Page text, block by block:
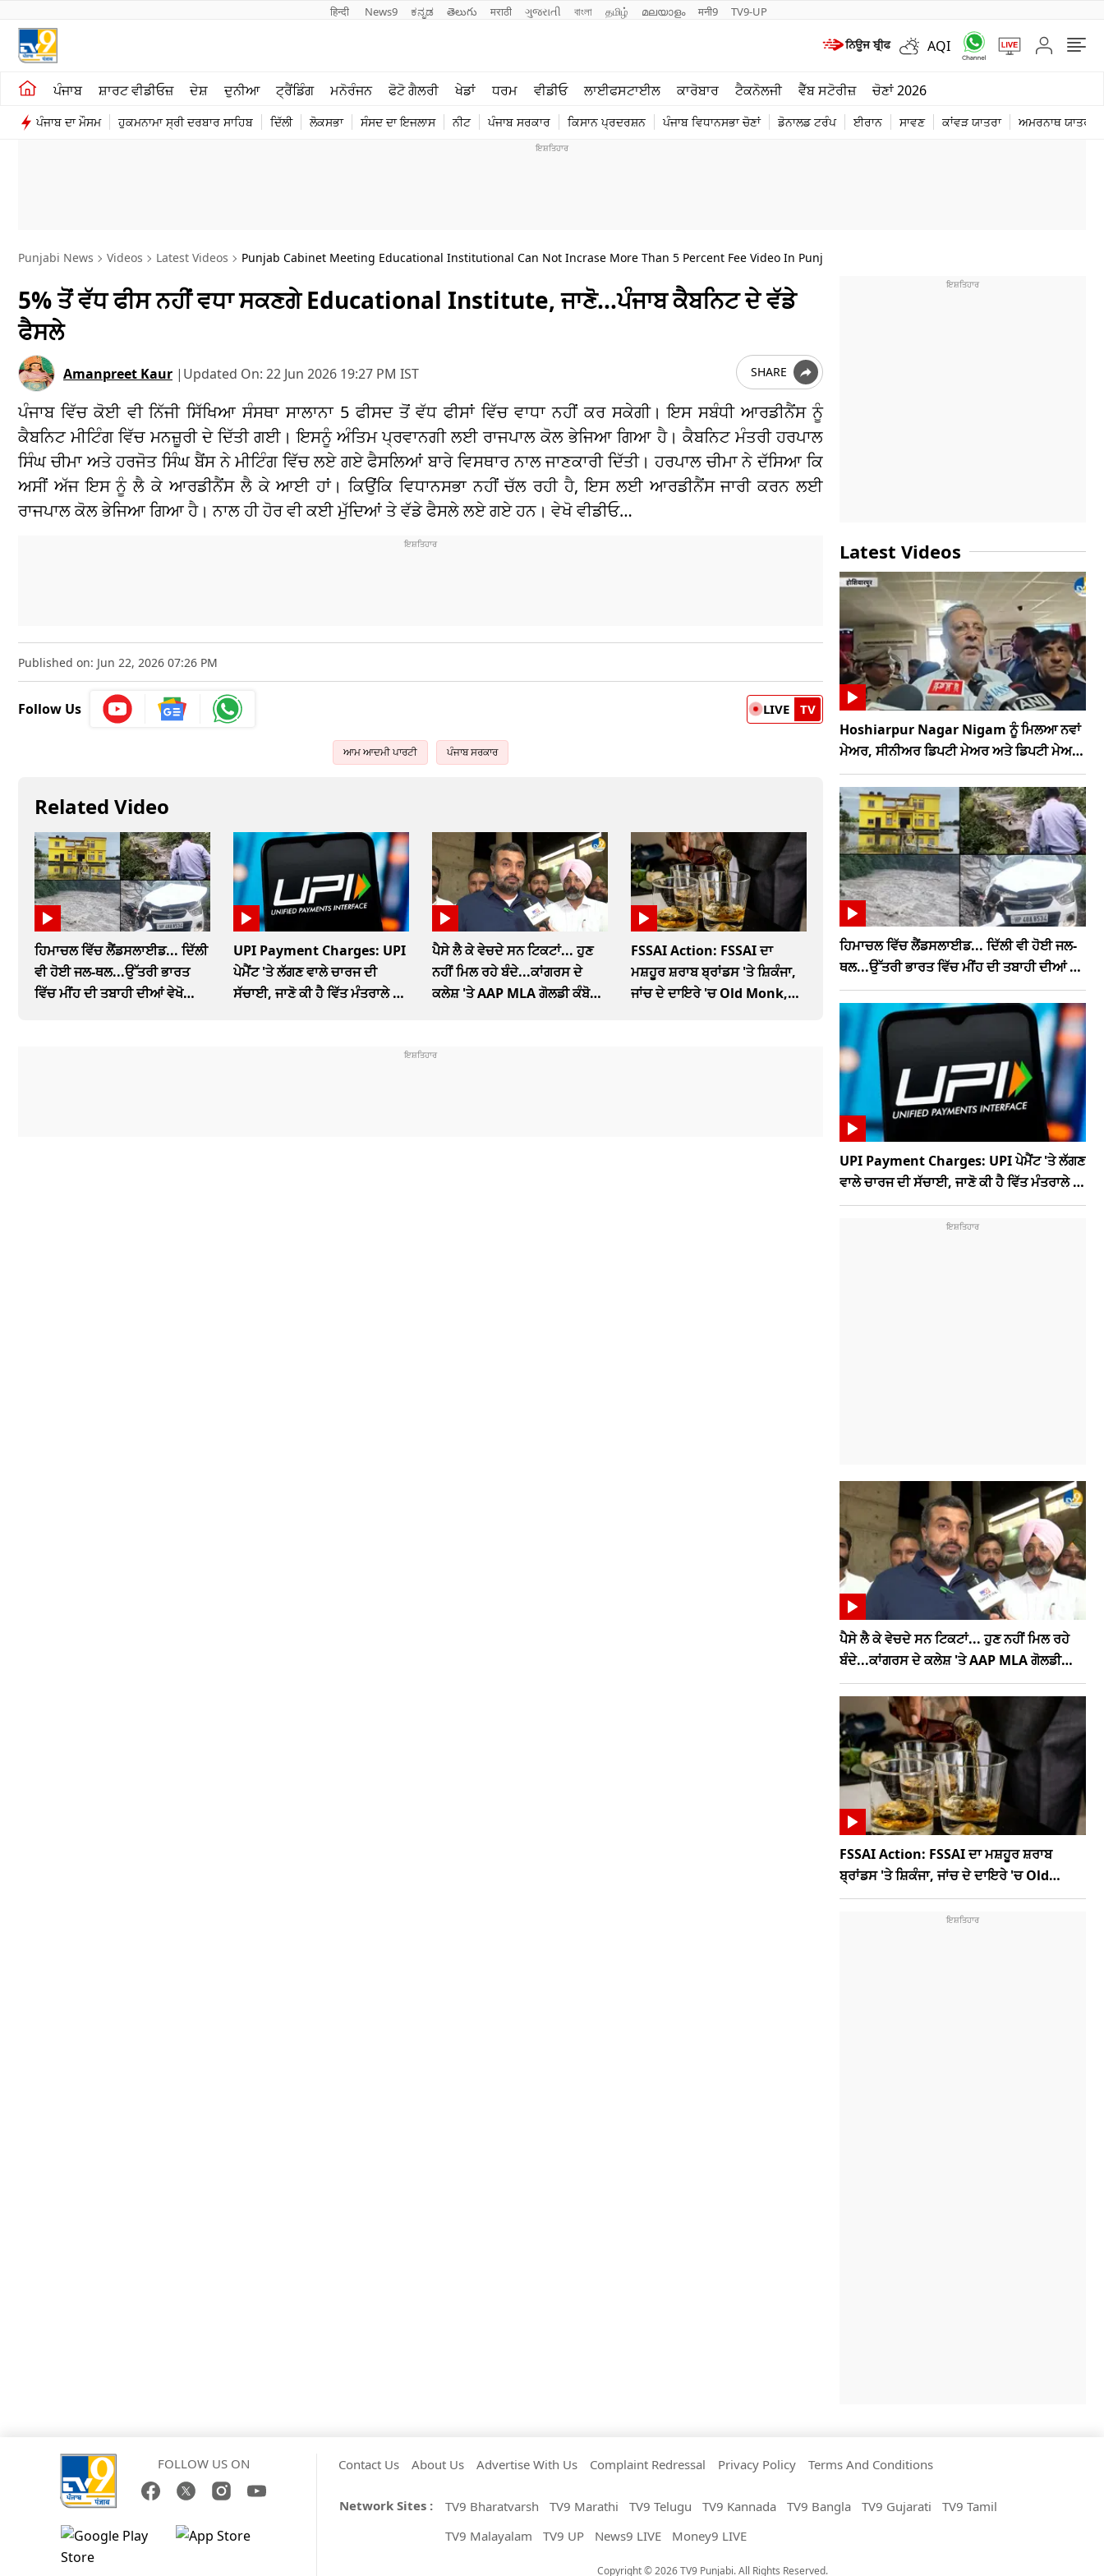
हिन्दी News9 ಕನ್ನಡ తెలుగు मराठी ગુજરાતી বাংলা தமிழ் മലയാളം मनी9 TV9-UP
AQI
ਪੰਜਾਬ ਸ਼ਾਰਟ ਵੀਡੀਓਜ਼ ਦੇਸ਼ ਦੁਨੀਆ ਟ੍ਰੈਂਡਿੰਗ ਮਨੋਰੰਜਨ ਫੋਟੋ ਗੈਲਰੀ ਖੇਡਾਂ ਧਰਮ ਵੀਡੀਓ ਲਾਈਫਸਟਾਈਲ ਕਾਰੋਬਾਰ ਟੈਕਨੋਲਜੀ ਵੈੱਬ ਸਟੋਰੀਜ਼ ਚੋਣਾਂ 2026
ਪੰਜਾਬ ਦਾ ਮੌਸਮ ਹੁਕਮਨਾਮਾ ਸ੍ਰੀ ਦਰਬਾਰ ਸਾਹਿਬ ਦਿੱਲੀ ਲੋਕਸਭਾ ਸੰਸਦ ਦਾ ਇਜਲਾਸ ਨੀਟ ਪੰਜਾਬ ਸਰਕਾਰ ਕਿਸਾਨ ਪ੍ਰਦਰਸ਼ਨ ਪੰਜਾਬ ਵਿਧਾਨਸਭਾ ਚੋਣਾਂ ਡੋਨਾਲਡ ਟਰੰਪ ਈਰਾਨ ਸਾਵਣ ਕਾਂਵੜ ਯਾਤਰਾ ਅਮਰਨਾਥ ਯਾਤਰਾ
ਖੇਤੀਬਾੜੀ
ਸ਼ਾਰਟ ਵੀਡੀਓਜ਼
ਮਨੋਰੰਜਨ
ਪੰਜਾਬ
ਟੈਕਨੋਲਜੀ
ਦੁਨੀਆ
Punjabi News Videos Latest Videos Punjab Cabinet Meeting Educational Institutional Can Not Incrase More Than 5 Percent Fee Video In Punjabi
5% ਤੋਂ ਵੱਧ ਫੀਸ ਨਹੀਂ ਵਧਾ ਸਕਣਗੇ Educational Institute, ਜਾਣੋ…ਪੰਜਾਬ ਕੈਬਨਿਟ ਦੇ ਵੱਡੇ
ਫੈਸਲੇ
Amanpreet Kaur | Updated On: 22 Jun 2026 19:27 PM IST SHARE
ਪੰਜਾਬ ਵਿੱਚ ਕੋਈ ਵੀ ਨਿੱਜੀ ਸਿੱਖਿਆ ਸੰਸਥਾ ਸਾਲਾਨਾ 5 ਫੀਸਦ ਤੋਂ ਵੱਧ ਫੀਸਾਂ ਵਿੱਚ ਵਾਧਾ ਨਹੀਂ ਕਰ ਸਕੇਗੀ। ਇਸ ਸਬੰਧੀ ਆਰਡੀਨੈਂਸ ਨੂੰ
ਕੈਬਨਿਟ ਮੀਟਿੰਗ ਵਿੱਚ ਮਨਜ਼ੂਰੀ ਦੇ ਦਿੱਤੀ ਗਈ। ਇਸਨੂੰ ਅੰਤਿਮ ਪ੍ਰਵਾਨਗੀ ਲਈ ਰਾਜਪਾਲ ਕੋਲ ਭੇਜਿਆ ਗਿਆ ਹੈ। ਕੈਬਨਿਟ ਮੰਤਰੀ ਹਰਪਾਲ
ਸਿੰਘ ਚੀਮਾ ਅਤੇ ਹਰਜੋਤ ਸਿੰਘ ਬੈਂਸ ਨੇ ਮੀਟਿੰਗ ਵਿੱਚ ਲਏ ਗਏ ਫੈਸਲਿਆਂ ਬਾਰੇ ਵਿਸਥਾਰ ਨਾਲ ਜਾਣਕਾਰੀ ਦਿੱਤੀ। ਹਰਪਾਲ ਚੀਮਾ ਨੇ ਦੱਸਿਆ ਕਿ
ਅਸੀਂ ਅੱਜ ਇਸ ਨੂੰ ਲੈ ਕੇ ਆਰਡੀਨੈਂਸ ਲੈ ਕੇ ਆਈ ਹਾਂ। ਕਿਉਂਕਿ ਵਿਧਾਨਸਭਾ ਨਹੀਂ ਚੱਲ ਰਹੀ ਹੈ, ਇਸ ਲਈ ਆਰਡੀਨੈਂਸ ਜਾਰੀ ਕਰਨ ਲਈ
ਰਾਜਪਾਲ ਕੋਲ ਭੇਜਿਆ ਗਿਆ ਹੈ। ਨਾਲ ਹੀ ਹੋਰ ਵੀ ਕਈ ਮੁੱਦਿਆਂ ਤੇ ਵੱਡੇ ਫੈਸਲੇ ਲਏ ਗਏ ਹਨ। ਵੇਖੋ ਵੀਡੀਓ…
Published on: Jun 22, 2026 07:26 PM
Follow Us LIVE TV
ਆਮ ਆਦਮੀ ਪਾਰਟੀ ਪੰਜਾਬ ਸਰਕਾਰ
Related Video
ਹਿਮਾਚਲ ਵਿੱਚ ਲੈਂਡਸਲਾਈਡ... ਦਿੱਲੀ
ਵੀ ਹੋਈ ਜਲ-ਥਲ...ਉੱਤਰੀ ਭਾਰਤ
ਵਿੱਚ ਮੀਂਹ ਦੀ ਤਬਾਹੀ ਦੀਆਂ ਵੇਖੋ
UPI Payment Charges: UPI
ਪੇਮੈਂਟ 'ਤੇ ਲੱਗਣ ਵਾਲੇ ਚਾਰਜ ਦੀ
ਸੱਚਾਈ, ਜਾਣੋ ਕੀ ਹੈ ਵਿੱਤ ਮੰਤਰਾਲੇ ਦਾ
ਪੈਸੇ ਲੈ ਕੇ ਵੇਚਦੇ ਸਨ ਟਿਕਟਾਂ... ਹੁਣ
ਨਹੀਂ ਮਿਲ ਰਹੇ ਬੰਦੇ...ਕਾਂਗਰਸ ਦੇ
ਕਲੇਸ਼ 'ਤੇ AAP MLA ਗੋਲਡੀ ਕੰਬੋਜ
FSSAI Action: FSSAI ਦਾ
ਮਸ਼ਹੂਰ ਸ਼ਰਾਬ ਬ੍ਰਾਂਡਸ 'ਤੇ ਸ਼ਿਕੰਜਾ,
ਜਾਂਚ ਦੇ ਦਾਇਰੇ 'ਚ Old Monk,
Latest Videos
Hoshiarpur Nagar Nigam ਨੂੰ ਮਿਲਆ ਨਵਾਂ
ਮੇਅਰ, ਸੀਨੀਅਰ ਡਿਪਟੀ ਮੇਅਰ ਅਤੇ ਡਿਪਟੀ ਮੇਅਰ,
ਮੰਤਰੀ ਨੇ ਦੱਸਿਆ ਪੂਰਾ ਗਣਿਤ
ਹਿਮਾਚਲ ਵਿੱਚ ਲੈਂਡਸਲਾਈਡ... ਦਿੱਲੀ ਵੀ ਹੋਈ ਜਲ-
ਥਲ...ਉੱਤਰੀ ਭਾਰਤ ਵਿੱਚ ਮੀਂਹ ਦੀ ਤਬਾਹੀ ਦੀਆਂ ਵੇਖੋ
ਤਸਵੀਰਾਂ
UPI Payment Charges: UPI ਪੇਮੈਂਟ 'ਤੇ ਲੱਗਣ
ਵਾਲੇ ਚਾਰਜ ਦੀ ਸੱਚਾਈ, ਜਾਣੋ ਕੀ ਹੈ ਵਿੱਤ ਮੰਤਰਾਲੇ ਦਾ
ਨਵਾਂ ਪ੍ਰਸਤਾਵ
ਪੈਸੇ ਲੈ ਕੇ ਵੇਚਦੇ ਸਨ ਟਿਕਟਾਂ... ਹੁਣ ਨਹੀਂ ਮਿਲ ਰਹੇ
ਬੰਦੇ...ਕਾਂਗਰਸ ਦੇ ਕਲੇਸ਼ 'ਤੇ AAP MLA ਗੋਲਡੀ
ਕੰਬੋਜ ਦਾ ਤਿੱਖਾ ਤੰਜ
FSSAI Action: FSSAI ਦਾ ਮਸ਼ਹੂਰ ਸ਼ਰਾਬ
ਬ੍ਰਾਂਡਸ 'ਤੇ ਸ਼ਿਕੰਜਾ, ਜਾਂਚ ਦੇ ਦਾਇਰੇ 'ਚ Old
Monk, McDowells
FOLLOW US ON Contact Us About Us Advertise With Us Complaint Redressal Privacy Policy Terms And Conditions
Network Sites : TV9 Bharatvarsh TV9 Marathi TV9 Telugu TV9 Kannada TV9 Bangla TV9 Gujarati
TV9 Tamil
TV9 Malayalam
TV9 UP News9 LIVE Money9 LIVE
Copyright © 2026 TV9 Punjabi. All Rights Reserved.